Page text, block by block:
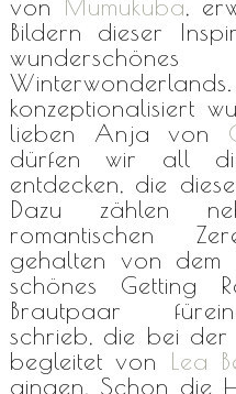
von Mumukuba,
Bildern dieser
konzeptionalisiert
lieben Anja von
dürfen wir all
entdecken, die
Dazu zählen
romantischen
gehalten von dem
schönes Getting
Brautpaar
schrieb, die bei der
begleitet von Lea
gingen. Schon die